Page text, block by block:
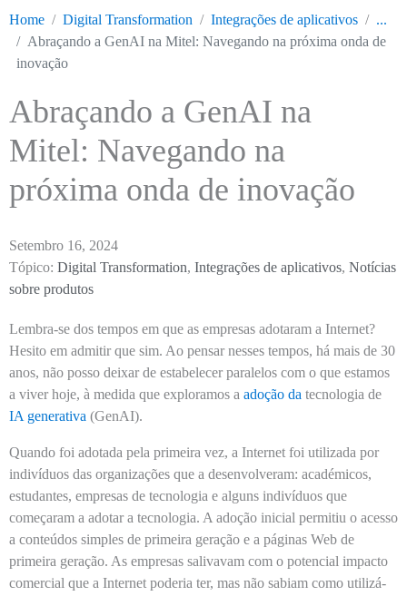
Home Digital Transformation Integrações de aplicativos
...
Abraçando a GenAI na Mitel: Navegando na próxima onda de
inovação
Abraçando a GenAI na
Mitel: Navegando na
próxima onda de inovação
Setembro 16, 2024
Tópico: Digital Transformation, Integrações de aplicativos, Notícias
sobre produtos
Lembra-se dos tempos em que as empresas adotaram a Internet?
Hesito em admitir que sim. Ao pensar nesses tempos, há mais de 30
anos, não posso deixar de estabelecer paralelos com o que estamos
a viver hoje, à medida que exploramos a adoção da tecnologia de
IA generativa (GenAI).
Quando foi adotada pela primeira vez, a Internet foi utilizada por
indivíduos das organizações que a desenvolveram: académicos,
estudantes, empresas de tecnologia e alguns indivíduos que
começaram a adotar a tecnologia. A adoção inicial permitiu o acesso
a conteúdos simples de primeira geração e a páginas Web de
primeira geração. As empresas salivavam com o potencial impacto
comercial que a Internet poderia ter, mas não sabiam como utilizá-